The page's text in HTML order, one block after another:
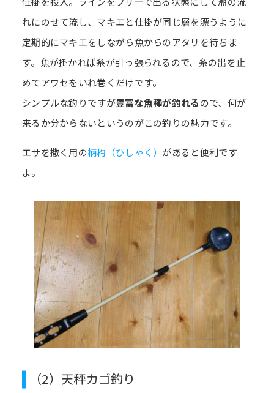
れにのせて流し、マキエと仕掛が同じ層を漂うように
定期的にマキエをしながら魚からのアタリを待ちま
す。魚が掛かれば糸が引っ張られるので、糸の出を止
めてアワセをいれ巻くだけです。
シンプルな釣りですが豊富な魚種が釣れるので、何が
来るか分からないというのがこの釣りの魅力です。
エサを撒く用の柄杓（ひしゃく） があると便利です
よ。
（2）天秤カゴ釣り